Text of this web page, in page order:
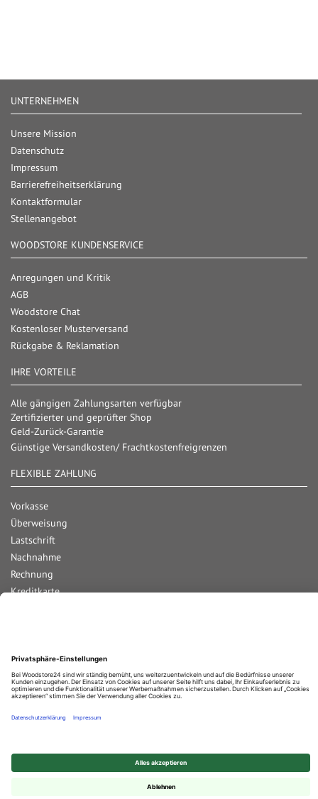
UNTERNEHMEN
Unsere Mission
Datenschutz
Impressum
Barrierefreiheitserklärung
Kontaktformular
Stellenangebot
WOODSTORE KUNDENSERVICE
Anregungen und Kritik
AGB
Woodstore Chat
Kostenloser Musterversand
Rückgabe & Reklamation
IHRE VORTEILE
Alle gängigen Zahlungsarten verfügbar
Zertifizierter und geprüfter Shop
Geld-Zurück-Garantie
Günstige Versandkosten/ Frachtkostenfreigrenzen
FLEXIBLE ZAHLUNG
Vorkasse
Überweisung
Lastschrift
Nachnahme
Rechnung
Kreditkarte
Durchschnittliche Bewertung von